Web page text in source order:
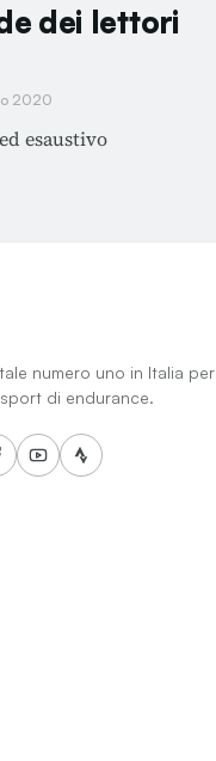
dei lettori
2020
esaustivo
numero uno in Italia per
di endurance.